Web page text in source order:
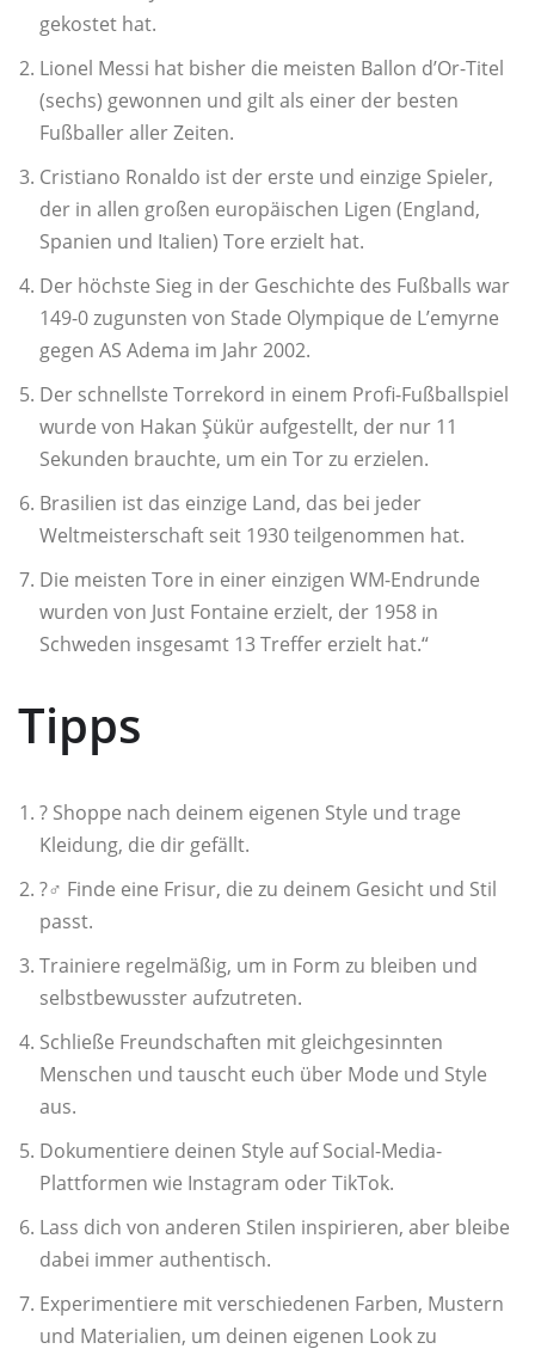
gekostet hat.
Lionel Messi hat bisher die meisten Ballon d’Or-Titel
(sechs) gewonnen und gilt als einer der besten
Fußballer aller Zeiten.
Cristiano Ronaldo ist der erste und einzige Spieler,
der in allen großen europäischen Ligen (England,
Spanien und Italien) Tore erzielt hat.
Der höchste Sieg in der Geschichte des Fußballs war
149-0 zugunsten von Stade Olympique de L’emyrne
gegen AS Adema im Jahr 2002.
Der schnellste Torrekord in einem Profi-Fußballspiel
wurde von Hakan Şükür aufgestellt, der nur 11
Sekunden brauchte, um ein Tor zu erzielen.
Brasilien ist das einzige Land, das bei jeder
Weltmeisterschaft seit 1930 teilgenommen hat.
Die meisten Tore in einer einzigen WM-Endrunde
wurden von Just Fontaine erzielt, der 1958 in
Schweden insgesamt 13 Treffer erzielt hat.“
Tipps
?️ Shoppe nach deinem eigenen Style und trage
Kleidung, die dir gefällt.
?‍♂️ Finde eine Frisur, die zu deinem Gesicht und Stil
passt.
Trainiere regelmäßig, um in Form zu bleiben und
selbstbewusster aufzutreten.
Schließe Freundschaften mit gleichgesinnten
Menschen und tauscht euch über Mode und Style
aus.
Dokumentiere deinen Style auf Social-Media-
Plattformen wie Instagram oder TikTok.
Lass dich von anderen Stilen inspirieren, aber bleibe
dabei immer authentisch.
Experimentiere mit verschiedenen Farben, Mustern
und Materialien, um deinen eigenen Look zu